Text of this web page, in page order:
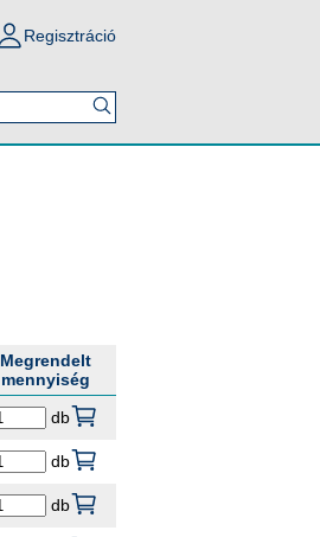
Regisztráció
Megrendelt
mennyiség
db
db
db